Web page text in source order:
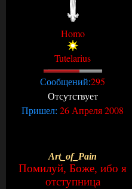
Homo
Tutelarius
Сообщений:295
Отсутствует
Пришел: 26 Апреля 2008
Art_of_Pain
Помилуй, Боже, ибо я
отступница